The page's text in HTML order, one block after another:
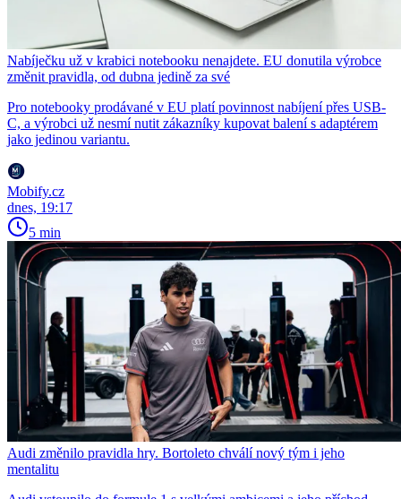
Nabíječku už v krabici notebooku nenajdete. EU donutila výrobce
změnit pravidla, od dubna jedině za své
Pro notebooky prodávané v EU platí povinnost nabíjení přes USB-
C, a výrobci už nesmí nutit zákazníky kupovat balení s adaptérem
jako jedinou variantu.
Mobify.cz
dnes, 19:17
5 min
Audi změnilo pravidla hry. Bortoleto chválí nový tým i jeho
mentalitu